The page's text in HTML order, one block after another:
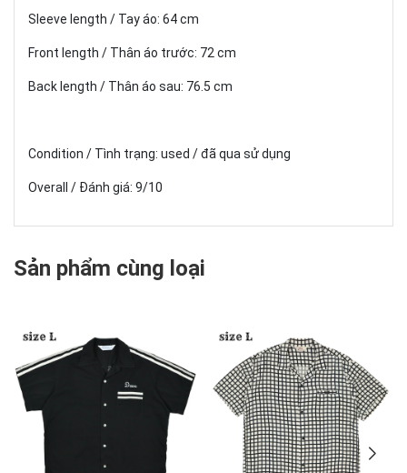
Sleeve length / Tay áo: 64 cm
Front length / Thân áo trước: 72 cm
Back length / Thân áo sau: 76.5 cm
Condition / Tình trạng: used / đã qua sử dụng
Overall / Đánh giá: 9/10
Sản phẩm cùng loại